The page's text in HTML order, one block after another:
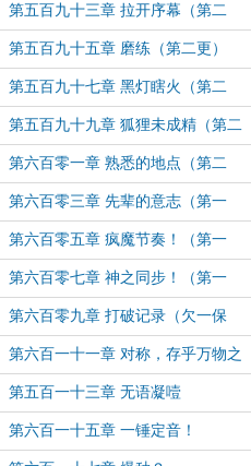
更）
第五百九十三章 拉开序幕（第二
更）
第五百九十五章 磨练（第二更）
第五百九十七章 黑灯瞎火（第二
更）
第五百九十九章 狐狸未成精（第二
更）
第六百零一章 熟悉的地点（第二
更）
第六百零三章 先辈的意志（第一
更）
第六百零五章 疯魔节奏！（第一
更）
第六百零七章 神之同步！（第一
更）
第六百零九章 打破记录（欠一保
底）
第六百一十一章 对称，存乎万物之
间（保底1）
第五百一十三章 无语凝噎
第六百一十五章 一锤定音！